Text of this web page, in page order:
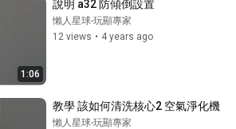
1:06
說明 a32 防傾倒設置
懶人星球-玩顯專家
12 views • 4 years ago
教學 該如何清洗核心2 空氣淨化機
懶人星球-玩顯專家